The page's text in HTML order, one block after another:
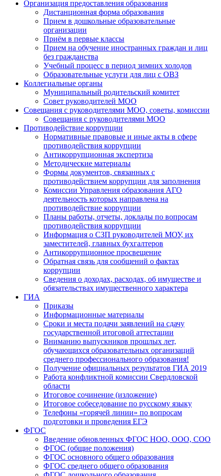
Организация предоставления образования
Дистанционная форма образования
Прием в дошкольные образовательные
организации
Приём в первые классы
Прием на обучение иностранных граждан и лиц
без гражданства
Учебный процесс в период зимних холодов
Образовательные услуги для лиц с ОВЗ
Коллегиальные органы
Муниципальный родительский комитет
Совет руководителей МОО
Совещания с руководителями МОО, советы, комиссии
Совещания с руководителями МОО
Противодействие коррупции
Нормативные правовые и иные акты в сфере
противодействия коррупции
Антикоррупционная экспертиза
Методические материалы
Формы документов, связанных с
противодействием коррупции для заполнения
Комиссии Управления образования АГО
деятельность которых направлена на
противодействие коррупции
Планы работы, отчеты, доклады по вопросам
противодействия коррупции
Информация о СЗП руководителей МОУ, их
заместителей, главных бухгалтеров
Антикоррупционное просвещение
Обратная связь для сообщений о фактах
коррупции
Сведения о доходах, расходах, об имуществе и
обязательствах имущественного характера
ГИА
Приказы
Информационные материалы
Сроки и места подачи заявлений на сдачу
государственной итоговой аттестации
Вниманию выпускников прошлых лет,
обучающихся образовательных организаций
среднего профессионального образования!
Получение официальных результатов ГИА 2019
Работа конфликтной комиссии Свердловской
области
Итоговое сочинение (изложение)
Итоговое собеседование по русскому языку
Телефоны «горячей линии» по вопросам
подготовки и проведения ЕГЭ
ФГОС
Введение обновленных ФГОС НОО, ООО, СОО
ФГОС (общие положения)
ФГОС основного общего образования
ФГОС среднего общего образования